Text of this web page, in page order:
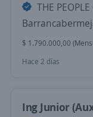
THE
$ 1.790.000,00
Hace 2 días
Ing Junior